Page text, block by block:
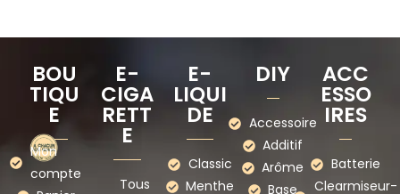
BOU
TIQU
E
Mon
compte
E-
CIGA
RETT
E
Tous
E-
LIQUI
DE
Classic
Menthe
DIY
Accessoire
Additif
Arôme
Base
ACC
ESSO
IRES
Batterie
Clearmiseur-